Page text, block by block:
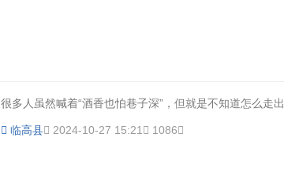
很多人虽然喊着“酒香也怕巷子深”，但就是不知道怎么走出
临高县 2024-10-27 15:21 1086